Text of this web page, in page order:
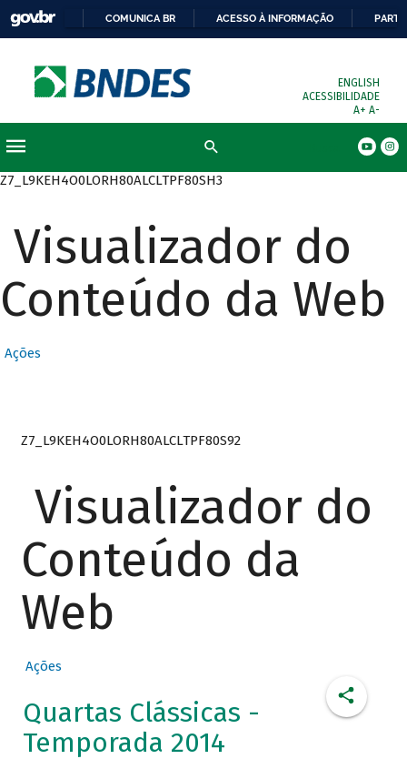
COMUNICA BR ACESSO À INFORMAÇÃO
ENGLISH
ACESSIBILIDADE
A+ A-
Z7_L9KEH4O0LORH80ALCLTPF80SH3
Visualizador do
Conteúdo da Web
Ações
Z7_L9KEH4O0LORH80ALCLTPF80S92
Visualizador do
Conteúdo da
Web
Ações
Quartas Clássicas -
Temporada 2014